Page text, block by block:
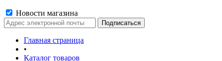
Новости магазина
Главная страница
•
Каталог товаров